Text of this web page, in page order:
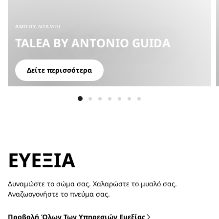
ΆΜΠΟΥ ΝΤΆΜΠΙ
TALEA BY ANTONIO GUIDA
Δείτε περισσότερα
ΕΥΕΞΊΑ
Δυναμώστε το σώμα σας. Χαλαρώστε το μυαλό σας.
Αναζωογονήστε το πνεύμα σας.
Προβολή Όλων Των Υπηρεσιών Ευεξίας